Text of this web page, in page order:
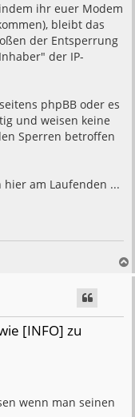
ihr euer Modem
bleibt das
der Entsperrung
der IP-
phpBB oder es
und weisen keine
Sperren betroffen
hier am Laufenden ...
[INFO] zu
wenn man seinen